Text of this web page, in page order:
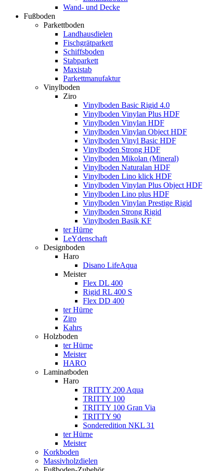
Wand- und Decke
Fußboden
Parkettboden
Landhausdielen
Fischgrätparkett
Schiffsboden
Stabparkett
Maxistab
Parkettmanufaktur
Vinylboden
Ziro
Vinylboden Basic Rigid 4.0
Vinylboden Vinylan Plus HDF
Vinylboden Vinylan HDF
Vinylboden Vinylan Object HDF
Vinylboden Vinyl Basic HDF
Vinylboden Strong HDF
Vinylboden Mikolan (Mineral)
Vinylboden Naturalan HDF
Vinylboden Lino klick HDF
Vinylboden Vinylan Plus Object HDF
Vinylboden Lino plus HDF
Vinylboden Vinylan Prestige Rigid
Vinylboden Strong Rigid
Vinylboden Basik KF
ter Hürne
LeYdenschaft
Designboden
Haro
Disano LifeAqua
Meister
Flex DL 400
Rigid RL 400 S
Flex DD 400
ter Hürne
Ziro
Kahrs
Holzboden
ter Hürne
Meister
HARO
Laminatboden
Haro
TRITTY 200 Aqua
TRITTY 100
TRITTY 100 Gran Via
TRITTY 90
Sonderedition NKL 31
ter Hürne
Meister
Korkboden
Massivholzdielen